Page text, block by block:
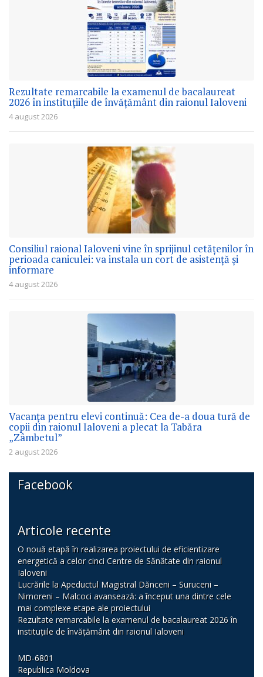
Rezultate remarcabile la examenul de bacalaureat
2026 în instituțiile de învățământ din raionul Ialoveni
4 august 2026
Consiliul raional Ialoveni vine în sprijinul cetățenilor în
perioada caniculei: va instala un cort de asistență și
informare
4 august 2026
Vacanța pentru elevi continuă: Cea de-a doua tură de
copii din raionul Ialoveni a plecat la Tabăra
„Zâmbetul”
2 august 2026
Facebook
Articole recente
O nouă etapă în realizarea proiectului de eficientizare
energetică a celor cinci Centre de Sănătate din raionul
Ialoveni
Lucrările la Apeductul Magistral Dănceni – Suruceni –
Nimoreni – Malcoci avansează: a început una dintre cele
mai complexe etape ale proiectului
Rezultate remarcabile la examenul de bacalaureat 2026 în
instituțiile de învățământ din raionul Ialoveni
MD-6801
Republica Moldova